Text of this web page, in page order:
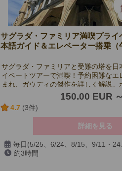
サグラダ・ファミリア満喫プライ
本語ガイド＆エレベーター搭乗（
サグラダ・ファミリアと受難の塔を日
イベートツアーで満喫！予約困難なエ
まれ、ガウディの傑作を詳しく解説。
ォトスポット紹介付きで安心の観光体
150.00 EUR
4.7 (3件)
詳細を見る
毎日(5/25、6/24、8/15、9/11・24
12/6・8・25、1/6、およびサグラダ･
約3時間